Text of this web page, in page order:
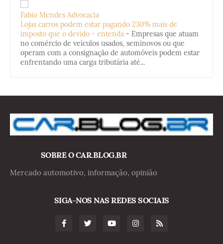
Fabio Mendes Advocacia
Lojas carros podem estar pagando 230% mais de
imposto que o devido - entenda - Empresas que atuam
no comércio de veículos usados, seminovos ou que
operam com a consignação de automóveis podem estar
enfrentando uma carga tributária até...
SOBRE O CAR.BLOG.BR
Mercado automotivo, informação, opinião
SIGA-NOS NAS REDES SOCIAIS